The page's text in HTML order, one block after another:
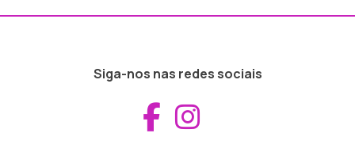
Siga-nos nas redes sociais
Aceder ao